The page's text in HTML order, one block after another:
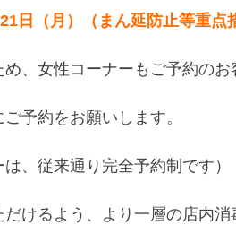
日（月）（まん延防止等重点
、女性コーナーもご予約のお
予約をお願いします。
は、従来通り完全予約制です）
けるよう、より一層の店内